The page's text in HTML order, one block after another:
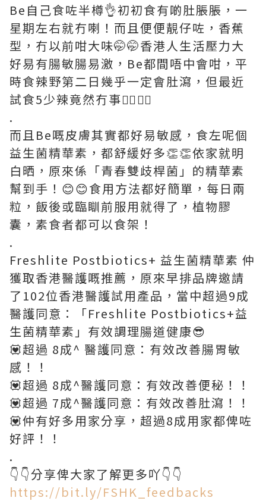
Be自己食咗半樽👌初初食有啲肚脹脹，一
星期左右就冇喇！而且便便靚仔咗，香蕉
型，冇以前咁大味🤭🤭香港人生活壓力大
好易有腸敏腸易激，Be都間唔中會咁，平
時食辣野第二日幾乎一定會肚瀉，但最近
試食5少辣竟然冇事🙆‍♀️🙆‍♀️
.
而且Be嘅皮膚其實都好易敏感，食左呢個
益生菌精華素，都舒緩好多👏👏依家就明
白晒，原來係「青春雙歧桿菌」的精華素
幫到手！😊😊食用方法都好簡單，每日兩
粒，飯後或臨瞓前服用就得了，植物膠
囊，素食者都可以食架！
.
Freshlite Postbiotics+ 益生菌精華素 仲
獲取香港醫護嘅推薦，原來早排品牌邀請
了102位香港醫護試用產品，當中超過9成
醫護同意：「Freshlite Postbiotics+益
生菌精華素」有效調理腸道健康😎
💟超過 8成^ 醫護同意：有效改善腸胃敏
感！！
💟超過 8成^醫護同意：有效改善便秘！！
💟超過 7成^醫護同意：有效改善肚瀉！！
💟仲有好多用家分享，超過8成用家都俾咗
好評！！
.
👇👇分享俾大家了解更多吖👇👇
https://bit.ly/FSHK_feedbacks